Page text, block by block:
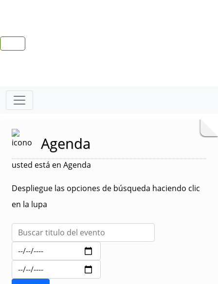
Agenda
usted está en Agenda
Despliegue las opciones de búsqueda haciendo clic
en la lupa